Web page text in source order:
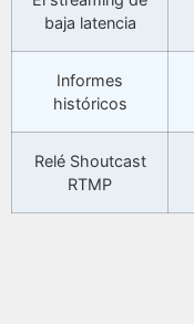
baja latencia
Informes
históricos
Relé Shoutcast
RTMP